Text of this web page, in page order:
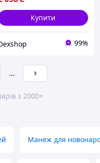
Купити
99%
...
з 2000+
Манеж для